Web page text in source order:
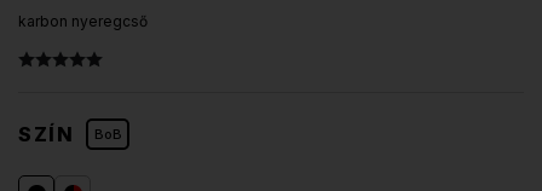
karbon nyeregcső
SZÍN BoB